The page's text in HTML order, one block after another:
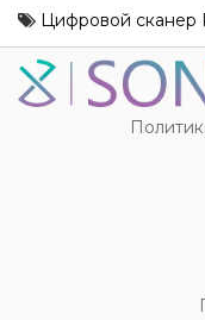
Цифровой сканер